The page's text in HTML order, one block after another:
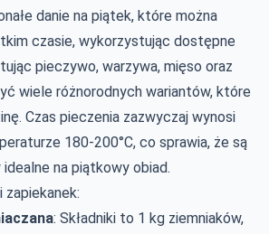
danie na piątek, które można
czasie, wykorzystując dostępne
pieczywo, warzywa, mięso oraz
wiele różnorodnych wariantów, które
Czas pieczenia zazwyczaj wynosi
180-200°C, co sprawia, że są
na piątkowy obiad.
: Składniki to 1 kg ziemniaków,